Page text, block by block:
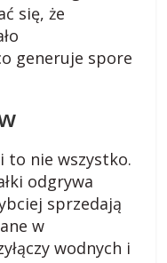
się, że
generuje spore
to nie wszystko.
odgrywa
sprzedają
w
wodnych i